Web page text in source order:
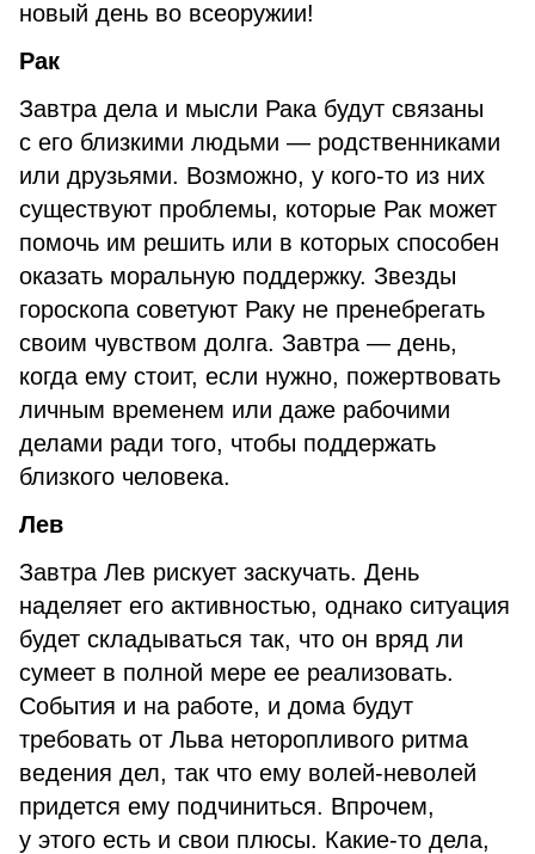
новый день во всеоружии!
Рак
Завтра дела и мысли Рака будут связаны
с его близкими людьми — родственниками
или друзьями. Возможно, у кого-то из них
существуют проблемы, которые Рак может
помочь им решить или в которых способен
оказать моральную поддержку. Звезды
гороскопа советуют Раку не пренебрегать
своим чувством долга. Завтра — день,
когда ему стоит, если нужно, пожертвовать
личным временем или даже рабочими
делами ради того, чтобы поддержать
близкого человека.
Лев
Завтра Лев рискует заскучать. День
наделяет его активностью, однако ситуация
будет складываться так, что он вряд ли
сумеет в полной мере ее реализовать.
События и на работе, и дома будут
требовать от Льва неторопливого ритма
ведения дел, так что ему волей-неволей
придется ему подчиниться. Впрочем,
у этого есть и свои плюсы. Какие-то дела,